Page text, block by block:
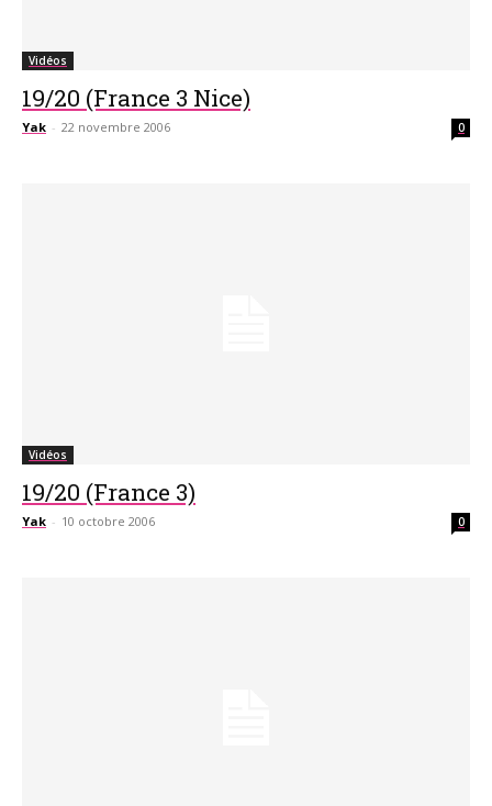
Vidéos
19/20 (France 3 Nice)
Yak - 22 novembre 2006 0
Vidéos
19/20 (France 3)
Yak - 10 octobre 2006 0